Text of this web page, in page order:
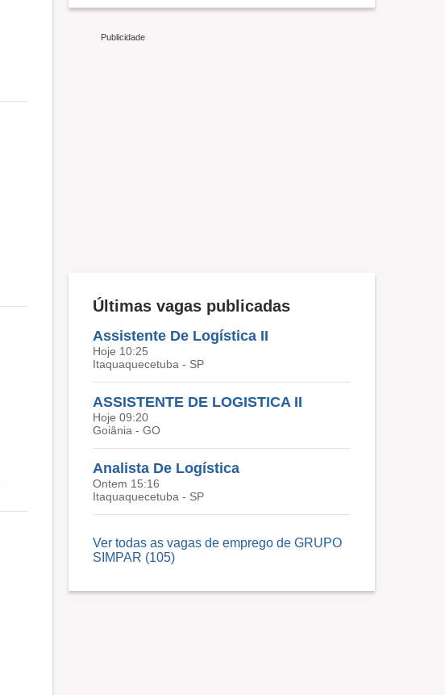
Últimas vagas publicadas
Assistente De Logística II
Hoje 10:25
Itaquaquecetuba - SP
ASSISTENTE DE LOGISTICA II
Hoje 09:20
Goiânia - GO
Analista De Logística
Ontem 15:16
Itaquaquecetuba - SP
Ver todas as vagas de emprego de GRUPO
SIMPAR (105)